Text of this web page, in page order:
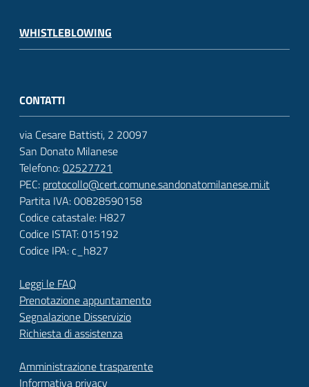
WHISTLEBLOWING
CONTATTI
via Cesare Battisti, 2 20097
San Donato Milanese
Telefono:02527721
PEC: protocollo@cert.comune.sandonatomilanese.mi.it
Partita IVA: 00828590158
Codice catastale: H827
Codice ISTAT: 015192
Codice IPA: c_h827
Leggi le FAQ
Prenotazione appuntamento
Segnalazione Disservizio
Richiesta di assistenza
Amministrazione trasparente
Informativa privacy